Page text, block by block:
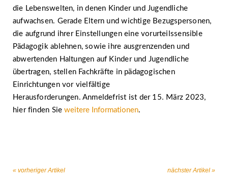
die Lebenswelten, in denen Kinder und Jugendliche
aufwachsen. Gerade Eltern und wichtige Bezugspersonen,
die aufgrund ihrer Einstellungen eine vorurteilssensible
Pädagogik ablehnen, sowie ihre ausgrenzenden und
abwertenden Haltungen auf Kinder und Jugendliche
übertragen, stellen Fachkräfte in pädagogischen
Einrichtungen vor vielfältige
Herausforderungen. Anmeldefrist ist der 15. März 2023,
hier finden Sieweitere Informationen.
« vorheriger Artikel nächster Artikel »